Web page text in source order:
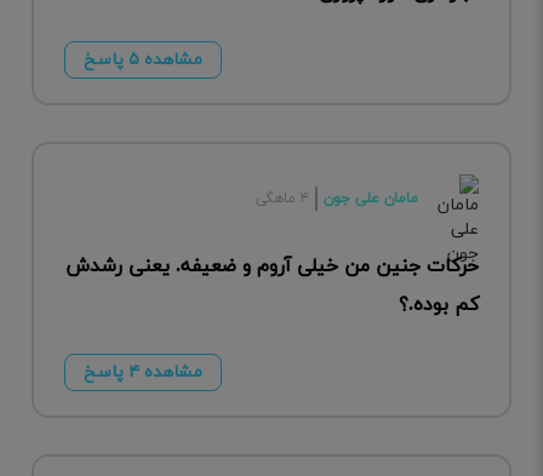
مشاهده ۵ پاسخ
مامان علی جون ۴ ماهگی
حرکات جنین من خیلی آروم و ضعیفه. یعنی رشدش
کم بوده.؟
مشاهده ۴ پاسخ